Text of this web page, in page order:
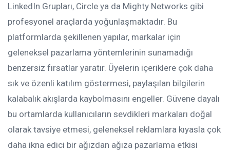
LinkedIn Grupları, Circle ya da Mighty Networks gibi
profesyonel araçlarda yoğunlaşmaktadır. Bu
platformlarda şekillenen yapılar, markalar için
geleneksel pazarlama yöntemlerinin sunamadığı
benzersiz fırsatlar yaratır. Üyelerin içeriklere çok daha
sık ve özenli katılım göstermesi, paylaşılan bilgilerin
kalabalık akışlarda kaybolmasını engeller. Güvene dayalı
bu ortamlarda kullanıcıların sevdikleri markaları doğal
olarak tavsiye etmesi, geleneksel reklamlara kıyasla çok
daha ikna edici bir ağızdan ağıza pazarlama etkisi